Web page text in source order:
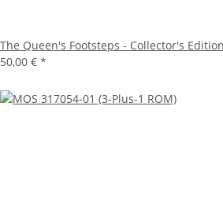
The Queen's Footsteps - Collector's
50,00 € *